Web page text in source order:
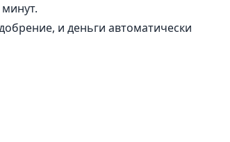
и деньги автоматически